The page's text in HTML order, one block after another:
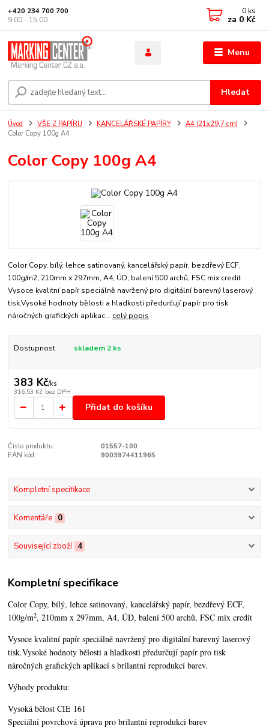
Menu
Hledat
+420 234 700 700
9:00 - 15:00
0 ks
za 0 Kč
Úvod VŠE Z PAPÍRU KANCELÁŘSKÉ PAPÍRY
A4 (21x29,7 cm)
Color Copy 100g A4
Color Copy 100g A4
Color Copy, bílý, lehce satinovaný, kancelářský papír, bezdřevý ECF,
100g/m2, 210mm x 297mm, A4, ÚD, balení 500 archů, FSC mix credit
Vysoce kvalitní papír speciálně navržený pro digitální barevný laserový
tisk.Vysoké hodnoty bělosti a hladkosti předurčují papír pro tisk
náročných grafických aplikac... celý popis
Dostupnost skladem 2 ks
383 Kč/ks
316,53 Kč bez DPH
Přidat do košíku
Číslo produktu:
01557-100
EAN kód:
9003974411965
Kompletní specifikace
Komentáře 0
Související zboží 4
Kompletní specifikace
Color Copy, bílý, lehce satinovaný, kancelářský papír, bezdřevý ECF,
100g/m2, 210mm x 297mm, A4, ÚD, balení 500 archů, FSC mix credit
Vysoce kvalitní papír speciálně navržený pro digitální barevný laserový
tisk.Vysoké hodnoty bělosti a hladkosti předurčují papír pro tisk
náročných grafických aplikací s brilantní reprodukcí barev.
Výhody produktu:
Vysoká bělost CIE 161
Speciální povrchová úprava pro brilantní reprodukci barev